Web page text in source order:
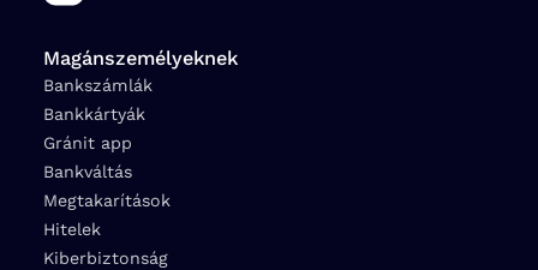
Magánszemélyeknek
Bankszámlák
Bankkártyák
Gránit app
Bankváltás
Megtakarítások
Hitelek
Kiberbiztonság